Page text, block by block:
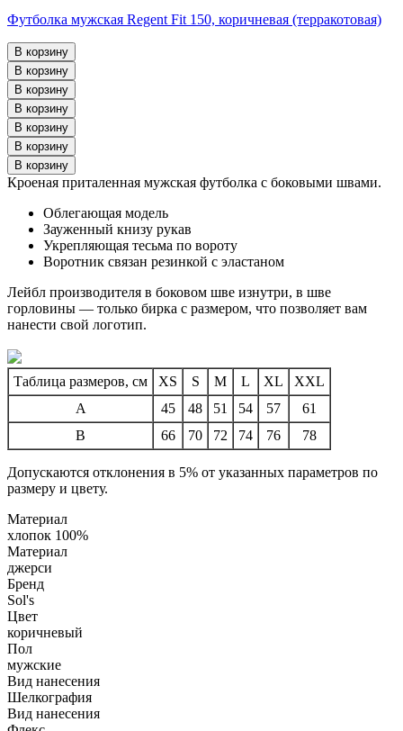
Футболка мужская Regent Fit 150, коричневая (терракотовая)
Кроеная приталенная мужская футболка с боковыми швами.
Облегающая модель
Зауженный книзу рукав
Укрепляющая тесьма по вороту
Воротник связан резинкой с эластаном
Лейбл производителя в боковом шве изнутри, в шве
горловины — только бирка с размером, что позволяет вам
нанести свой логотип.
Таблица размеров, см XS S M L XL
XXL
A
45 48 51 54 57
61
B
66 70 72 74 76 78
Допускаются отклонения в 5% от указанных параметров по
размеру и цвету.
Материал
хлопок 100%
Материал
джерси
Бренд
Sol's
Цвет
коричневый
Пол
мужские
Вид нанесения
Шелкография
Вид нанесения